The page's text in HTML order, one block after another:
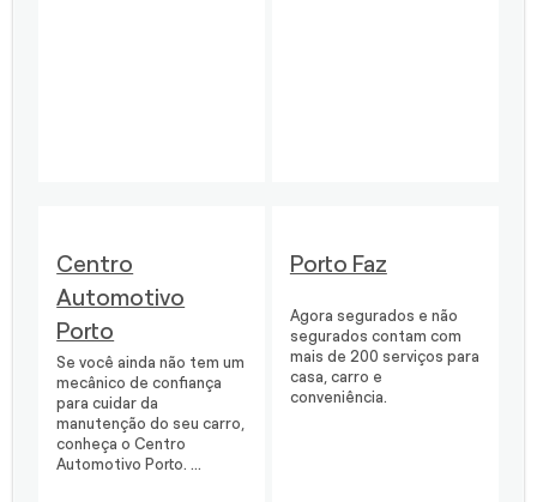
Centro
Automotivo
Porto
Se você ainda não tem um
mecânico de confiança
para cuidar da
manutenção do seu carro,
conheça o Centro
Automotivo Porto. ...
Porto Faz
Agora segurados e não
segurados contam com
mais de 200 serviços para
casa, carro e
conveniência.